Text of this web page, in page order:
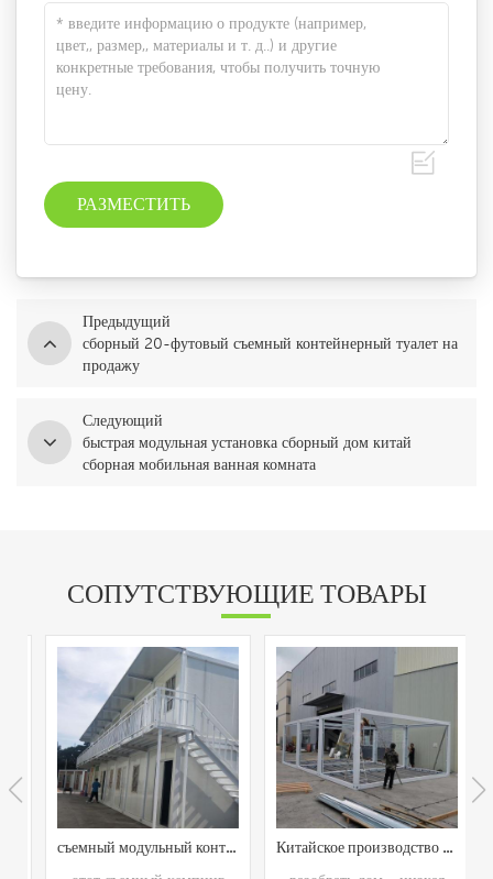
Предыдущий
сборный 20-футовый съемный контейнерный туалет на
продажу
Следующий
быстрая модульная установка сборный дом китай
сборная мобильная ванная комната
СОПУТСТВУЮЩИЕ ТОВАРЫ
съемный модульный контейнерный кемпинг из китая Китайское производство разобрать модульный дом для кемпинга